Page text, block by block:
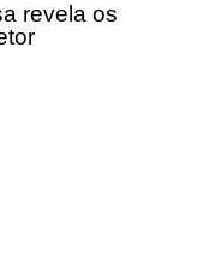
revela os